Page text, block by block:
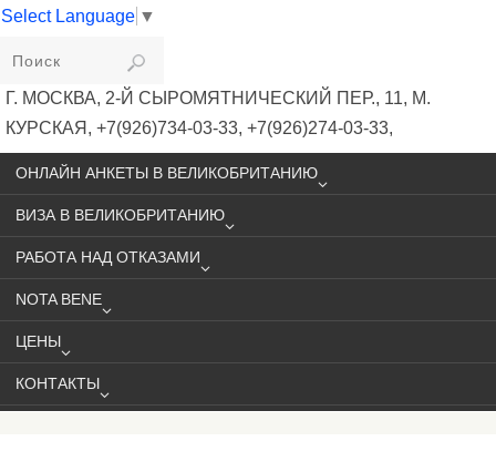
Select Language ▼
VIKIVISA
Г. МОСКВА, 2-Й СЫРОМЯТНИЧЕСКИЙ ПЕР., 11, М.
КУРСКАЯ, +7(926)734-03-33, +7(926)274-03-33,
VISA@VIKIVISA.RU
ОНЛАЙН АНКЕТЫ В ВЕЛИКОБРИТАНИЮ
ВИЗА В ВЕЛИКОБРИТАНИЮ
РАБОТА НАД ОТКАЗАМИ
NOTA BENE
ЦЕНЫ
КОНТАКТЫ